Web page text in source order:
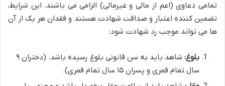
تمامی دعاوی (اعم از مالی و غیرمالی) الزامی می باشند. این شرایط،
تضمین کننده اعتبار و صداقت شهادت هستند و فقدان هر یک از آن
ها می تواند موجب رد شهادت شود:
بلوغ:
شاهد باید به سن قانونی بلوغ رسیده باشد. (دختران ۹
سال تمام قمری و پسران ۱۵ سال تمام قمری).